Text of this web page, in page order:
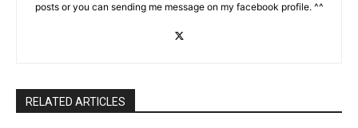
posts or you can sending me message on my facebook profile. ^^
RELATED ARTICLES